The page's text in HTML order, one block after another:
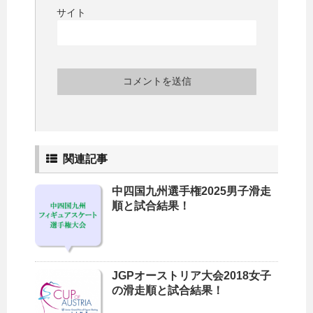
サイト
関連記事
中四国九州選手権2025男子滑走
順と試合結果！
JGPオーストリア大会2018女子
の滑走順と試合結果！